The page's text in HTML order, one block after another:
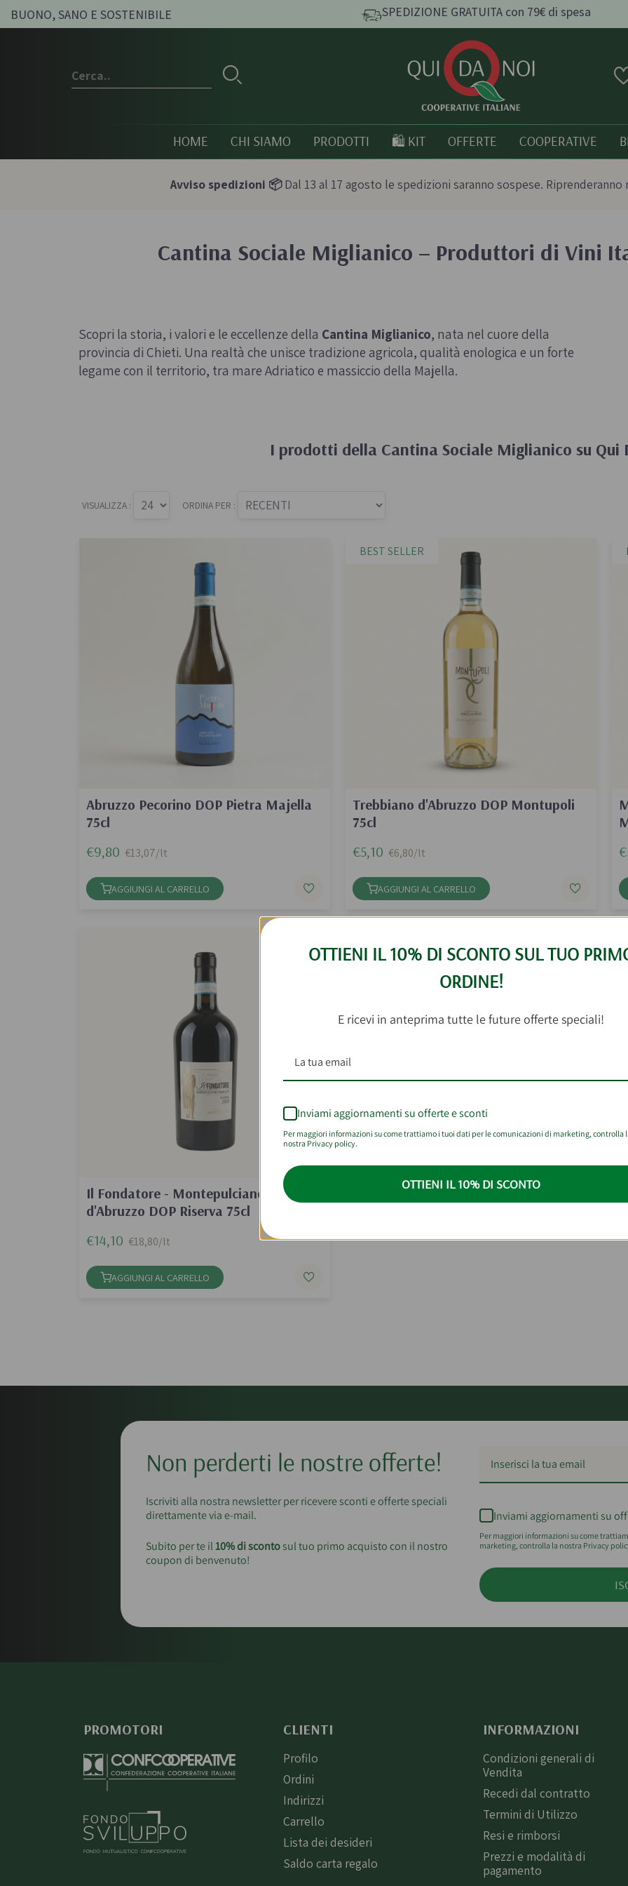
BUONO, SANO E SOSTENIBILE SPEDIZIONE GRATUITA con 79€ di spesa
HOME CHI SIAMO PRODOTTI
Conserve e sott'oli
Olio, passate e
Olio e aceto biologici
Spezie biologiche e aromi
Pasta, Riso e Cereali
Farine biologiche
Cereali
Tutto bio
dolci
Prodotti artigianali senza
Succhi bio e bevande
🛍️ KIT OFFERTE COOPERATIVE
Avviso spedizioni 📦Dal 13 al 17 agosto le spedizioni saranno sospese.
Cantina Sociale Miglianico – Produttori di Vini
Scopri la storia, i valori e le eccellenze della Cantina Miglianico, nata nel cuore della
provincia di Chieti. Una realtà che unisce tradizione agricola, qualità enologica e un forte
legame con il territorio, tra mare Adriatico e massiccio della Majella.
I prodotti della Cantina Sociale Miglianico su Qui
VISUALIZZA : ORDINA PER :
Abruzzo Pecorino DOP Pietra Majella
75cl
€9,80 €13,07/lt
AGGIUNGI AL CARRELLO
Trebbiano d'Abruzzo DOP Montupoli
75cl
BEST SELLER
€5,10 €6,80/lt
AGGIUNGI AL CARRELLO
Il Fondatore - Montepulciano
d'Abruzzo DOP Riserva 75cl
€14,10 €18,80/lt
AGGIUNGI AL CARRELLO
Non perderti le nostre offerte!
Iscriviti alla nostra newsletter per ricevere sconti e offerte speciali
direttamente via e-mail.
Subito per te il10% di scontosul tuo primo acquisto con il nostro
coupon di benvenuto!
Inviami aggiornamenti su
Per maggiori informazioni su come
marketing, controlla la nostra Privacy
PROMOTORI CLIENTI
Profilo
Ordini
Indirizzi
Carrello
Lista dei desideri
Saldo carta regalo
INFORMAZIONI
Condizioni generali di
Vendita
Recedi dal contratto
Termini di Utilizzo
Resi e rimborsi
Prezzi e modalità di
pagamento
OTTIENI IL 10% DI SCONTO SUL TUO
ORDINE!
E ricevi in anteprima tutte le future offerte speciali!
Inviami aggiornamenti su offerte e sconti
Per maggiori informazioni su come trattiamo i tuoi dati per le comunicazioni di marketing, controlla
nostra Privacy policy.
OTTIENI IL 10% DI SCONTO